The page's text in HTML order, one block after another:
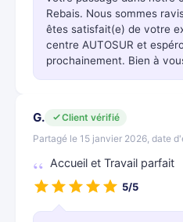
Rebais. Nous sommes
êtes satisfait(e) de votre
centre AUTOSUR et
prochainement. Bien à
G.
Client vérifié
Partagé le 15 janvier 2026, date
Accueil et Travail parfait
5/5